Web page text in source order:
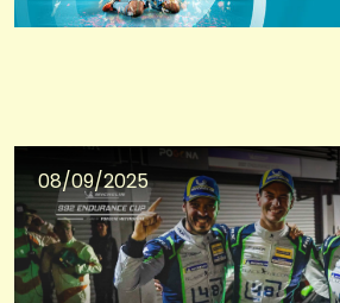
08/09/2025